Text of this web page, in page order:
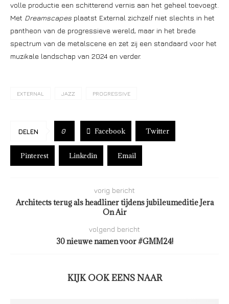
volle productie een schitterend vernis aan het geheel toevoegt.
Met Dreamscapes plaatst External zichzelf niet slechts in het
pantheon van de progressieve wereld, maar in het brede
spectrum van de metalscene en zet zij een standaard voor het
muzikale landschap van 2024 en verder.
EXTERNAL JAZZ PROGRESSIVE
DELEN 0 Facebook Twitter
Pinterest Linkedin Email
vorig bericht
Architects terug als headliner tijdens jubileumeditie Jera
On Air
volgend bericht
30 nieuwe namen voor #GMM24!
KIJK OOK EENS NAAR